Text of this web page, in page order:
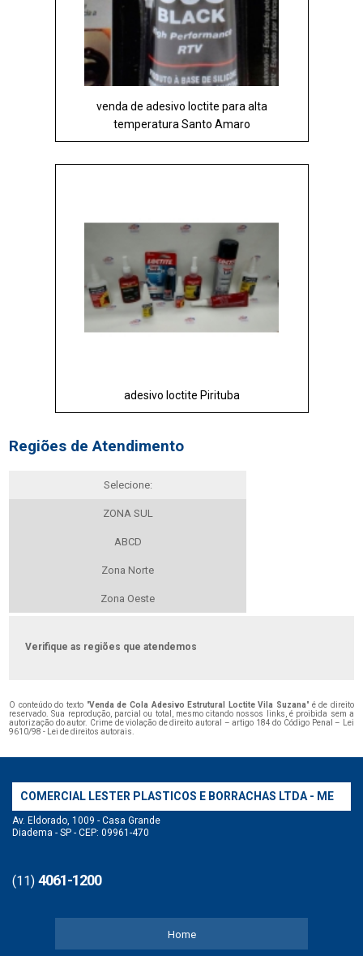
venda de adesivo loctite para alta
temperatura Santo Amaro
adesivo loctite Pirituba
Regiões de Atendimento
Selecione:
ZONA SUL
ABCD
Zona Norte
Zona Oeste
Verifique as regiões que atendemos
O conteúdo do texto "Venda de Cola Adesivo Estrutural Loctite Vila Suzana" é de direito
reservado. Sua reprodução, parcial ou total, mesmo citando nossos links, é proibida sem a
autorização do autor. Crime de violação de direito autoral – artigo 184 do Código Penal –
Lei
9610/98 - Lei de direitos autorais
COMERCIAL LESTER PLASTICOS E BORRACHAS LTDA - ME
Av. Eldorado, 1009 - Casa Grande
Diadema - SP - CEP: 09961-470
(11) 4061-1200
Home